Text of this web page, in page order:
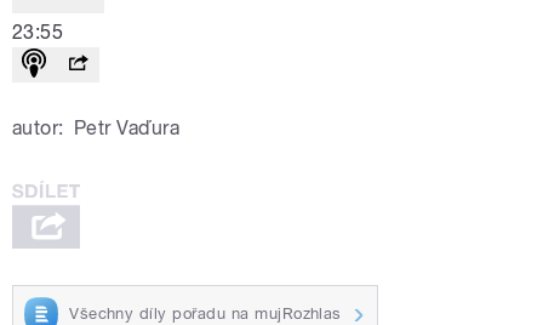
23:55
autor: Petr Vaďura
Všechny díly pořadu na mujRozhlas